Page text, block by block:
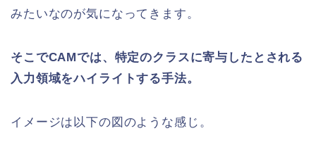
みたいなのが気になってきます。
そこでCAMでは、特定のクラスに寄与したとされる
入力領域をハイライトする手法。
イメージは以下の図のような感じ。